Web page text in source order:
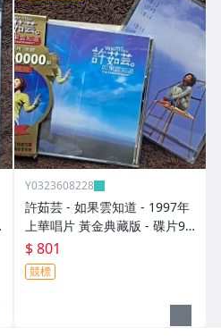
Y0323608228
許茹芸 - 如果雲知道 - 1997年
上華唱片 黃金典藏版 - 碟片9
成新 附外紙盒+寫真年曆 - 801
元起標 大
$ 801
競標